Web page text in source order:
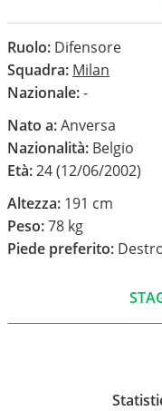
un peso medio di 78
In questa stagione ha
partite e non ha segnato
Ruolo: Difensore
Squadra: Milan
Nazionale:-
Nato a:Anversa
Nazionalità: Belgio
Età:24 (12/06/2002)
Altezza: 191 cm
Peso:78 kg
Piede preferito: